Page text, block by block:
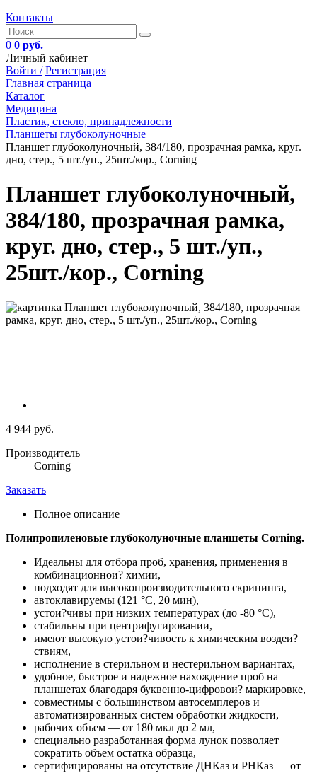
Контакты
0 0 руб.
Личный кабинет
Войти / Регистрация
Главная страница
Каталог
Медицина
Пластик, стекло, принадлежности
Планшеты глубоколуночные
Планшет глубоколуночный, 384/180, прозрачная рамка, круг.
дно, стер., 5 шт./уп., 25шт./кор., Corning
Планшет глубоколуночный,
384/180, прозрачная рамка,
круг. дно, стер., 5 шт./уп.,
25шт./кор., Corning
4 944 руб.
Производитель
Corning
Заказать
Полное описание
Полипропиленовые глубоколуночные планшеты Corning.
Идеальны для отбора проб, хранения, применения в
комбинационнои? химии,
подходят для высокопроизводительного скрининга,
автоклавируемы (121 °C, 20 мин),
устои?чивы при низких температурах (до -80 °C),
стабильны при центрифугировании,
имеют высокую устои?чивость к химическим воздеи?
ствиям,
исполнение в стерильном и нестерильном вариантах,
удобное, быстрое и надежное нахождение проб на
планшетах благодаря буквенно-цифровои? маркировке,
совместимы с большинством автосемплеров и
автоматизированных систем обработки жидкости,
рабочих объем — от 180 мкл до 2 мл,
специально разработанная форма лунок позволяет
сократить объем остатка образца,
cертифицированы на отсутствие ДНКаз и РНКаз — от